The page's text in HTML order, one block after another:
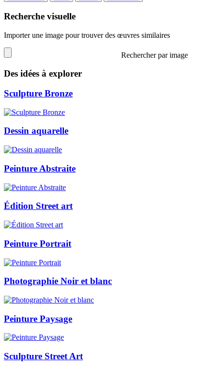
Recherche visuelle
Importer une image pour trouver des œuvres similaires
Rechercher par image
Des idées à explorer
Sculpture Bronze
Dessin aquarelle
Peinture Abstraite
Édition Street art
Peinture Portrait
Photographie Noir et blanc
Peinture Paysage
Sculpture Street Art